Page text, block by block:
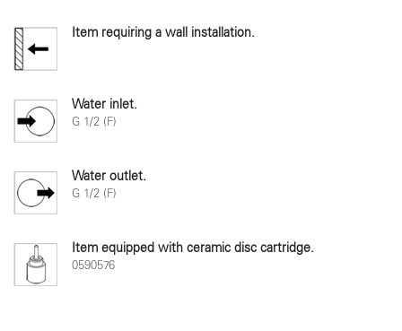
Item requiring a wall installation.
Water inlet.
G 1/2 (F)
Water outlet.
G 1/2 (F)
Item equipped with ceramic disc cartridge.
0590576